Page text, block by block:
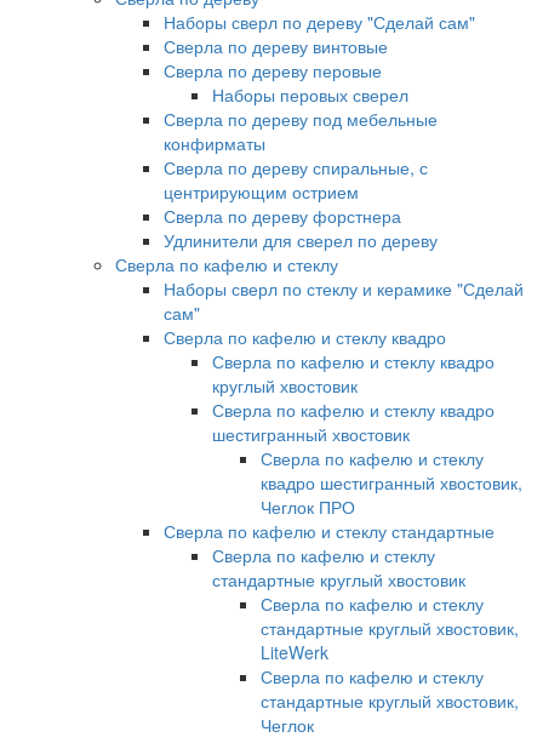
Наборы сверл по дереву "Сделай сам"
Сверла по дереву винтовые
Сверла по дереву перовые
Наборы перовых сверел
Сверла по дереву под мебельные
конфирматы
Сверла по дереву спиральные, с
центрирующим острием
Сверла по дереву форстнера
Удлинители для сверел по дереву
Сверла по кафелю и стеклу
Наборы сверл по стеклу и керамике "Сделай
сам"
Сверла по кафелю и стеклу квадро
Сверла по кафелю и стеклу квадро
круглый хвостовик
Сверла по кафелю и стеклу квадро
шестигранный хвостовик
Сверла по кафелю и стеклу
квадро шестигранный хвостовик,
Чеглок ПРО
Сверла по кафелю и стеклу стандартные
Сверла по кафелю и стеклу
стандартные круглый хвостовик
Сверла по кафелю и стеклу
стандартные круглый хвостовик,
LiteWerk
Сверла по кафелю и стеклу
стандартные круглый хвостовик,
Чеглок